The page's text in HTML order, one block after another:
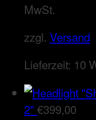
MwSt.
zzgl. Versand
Lieferzeit: 10
2" €399,00